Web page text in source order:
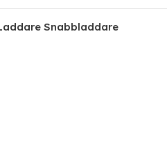
Snabbladdare